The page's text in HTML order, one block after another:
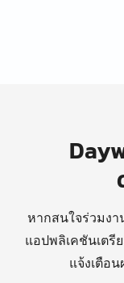
หากสนใจร่วมงา
แอปพลิเคชันเตรี
แจ้งเตือ